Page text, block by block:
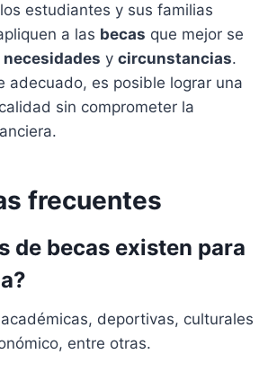
estudiantes y sus familias
a las becas que mejor se
necesidades y circunstancias.
adecuado, es posible lograr una
sin comprometer la
frecuentes
de becas existen para
deportivas, culturales
entre otras.